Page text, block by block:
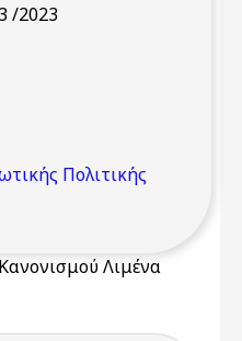
/2023
Πολιτικής
Λιμένα